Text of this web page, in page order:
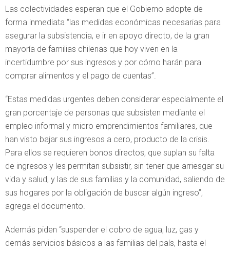
Las colectividades esperan que el Gobierno adopte de
forma inmediata “las medidas económicas necesarias para
asegurar la subsistencia, e ir en apoyo directo, de la gran
mayoría de familias chilenas que hoy viven en la
incertidumbre por sus ingresos y por cómo harán para
comprar alimentos y el pago de cuentas”.
“Estas medidas urgentes deben considerar especialmente el
gran porcentaje de personas que subsisten mediante el
empleo informal y micro emprendimientos familiares, que
han visto bajar sus ingresos a cero, producto de la crisis.
Para ellos se requieren bonos directos, que suplan su falta
de ingresos y les permitan subsistir, sin tener que arriesgar su
vida y salud, y las de sus familias y la comunidad, saliendo de
sus hogares por la obligación de buscar algún ingreso”,
agrega el documento.
Además piden “suspender el cobro de agua, luz, gas y
demás servicios básicos a las familias del país, hasta el